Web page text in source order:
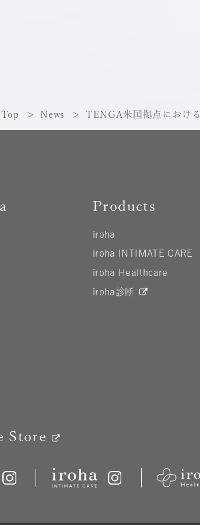
News TENGA米国拠点におけ
Products
iroha
iroha INTIMATE CARE
iroha Healthcare
iroha診断
Store